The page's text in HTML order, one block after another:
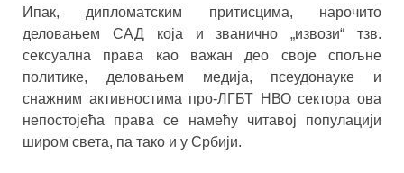
Ипак, дипломатским притисцима, нарочито
деловањем САД која и званично „извози“ тзв.
сексуална права као важан део своје спољне
политике, деловањем медија, псеудонауке и
снажним активностима про-ЛГБТ НВО сектора ова
непостојећа права се намећу читавој популацији
широм света, па тако и у Србији.